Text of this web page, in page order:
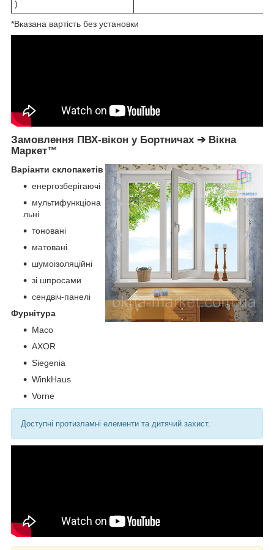
)
*Вказана вартість без установки
Замовлення ПВХ-вікон у Бортничах ➔ Вікна
Маркет™
Варіанти склопакетів
енергозберігаючі
мультифункціона
льні
тоновані
матовані
шумоізоляційні
зі шпросами
сендвіч-панелі
Фурнітура
Maco
AXOR
Siegenia
WinkHaus
Vorne
Доступні протизламні елементи та дитячий захист.